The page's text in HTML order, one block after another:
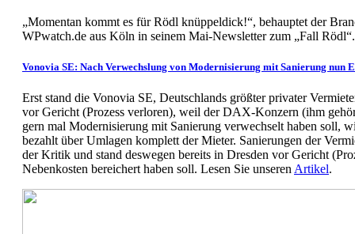
„Momentan kommt es für Rödl knüppeldick!“, behauptet der
WPwatch.de aus Köln in seinem Mai-Newsletter zum „Fall
Vonovia SE: Nach Verwechslung von Modernisierung mit Sanierung nun
Erst stand die Vonovia SE, Deutschlands größter privater
vor Gericht (Prozess verloren), weil der DAX-Konzern (ihm
gern mal Modernisierung mit Sanierung verwechselt haben soll,
bezahlt über Umlagen komplett der Mieter. Sanierungen der
der Kritik und stand deswegen bereits in Dresden vor Gericht
Nebenkosten bereichert haben soll. Lesen Sie unseren Artikel.